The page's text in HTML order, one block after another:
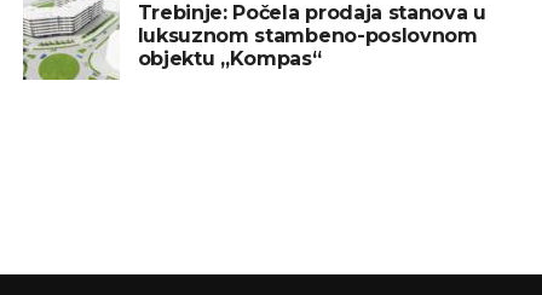
Trebinje: Počela prodaja stanova u
luksuznom stambeno-poslovnom
objektu „Kompas“